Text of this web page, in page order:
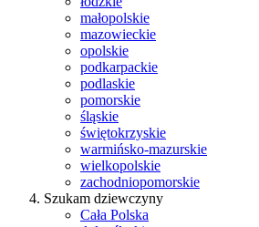
małopolskie
mazowieckie
opolskie
podkarpackie
podlaskie
pomorskie
śląskie
świętokrzyskie
warmińsko-mazurskie
wielkopolskie
zachodniopomorskie
Szukam dziewczyny
Cała Polska